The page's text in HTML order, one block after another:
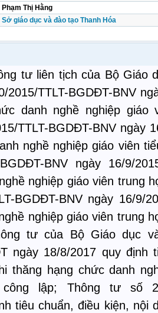
Phạm Thị Hằng
Sở giáo dục và đào tạo Thanh Hóa
tư liên tịch của Bộ Giáo
2015/TTLT-BGDĐT-BNV
danh nghề nghiệp giáo
TTLT-BGDĐT-BNV ngày
nghề nghiệp giáo viên
BGDĐT-BNV ngày 16/9/
nghiệp giáo viên trung
BGDĐT-BNV ngày 16/9/
nghiệp giáo viên trung
tư của Bộ Giáo dục
ngày 18/8/2017 quy định
thăng hạng chức danh
lập; Thông tư số
tiêu chuẩn, điều kiện, nội